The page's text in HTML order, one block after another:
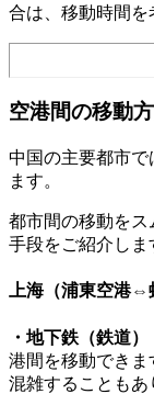
合は、移動時間を
空港間の移動
中国の主要都市で
ます。
都市間の移動をス
手段をご紹介しま
上海（浦東空港⇔
・地下鉄（鉄道）
港間を移動でき
混雑することも